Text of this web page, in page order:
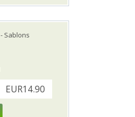
- Sablons
EUR14.90